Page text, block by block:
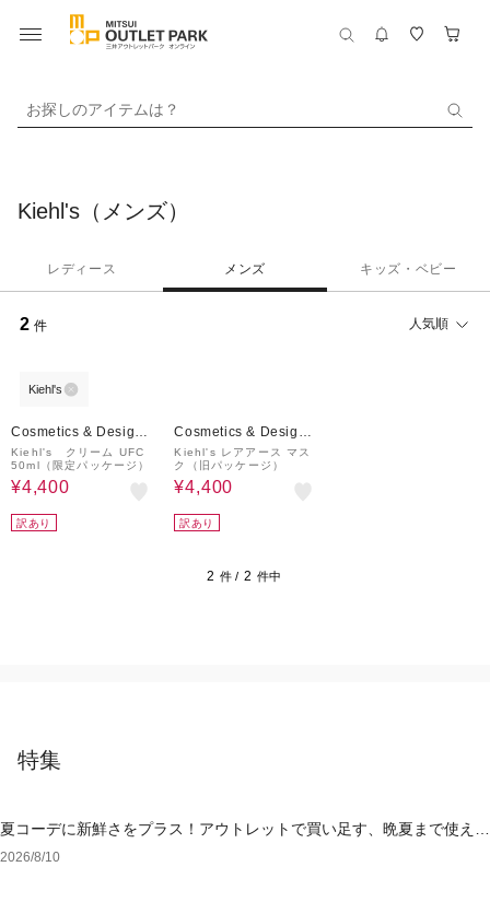
お探しのアイテムは？
Kiehl's（メンズ）
レディース メンズ キッズ・ベビー
2 件 人気順
Kiehl's
Cosmetics & Designe
r Fragrances
Kiehl's クリーム UFC
50ml（限定パッケージ）
¥4,400
訳あり
Cosmetics & Designe
r Fragrances
Kiehl's レアアース マス
ク（旧パッケージ）
¥4,400
訳あり
2 件 / 2 件中
特集
夏コーデに新鮮さをプラス！アウトレットで買い足す、晩夏まで使える
アイテム
2026/8/10